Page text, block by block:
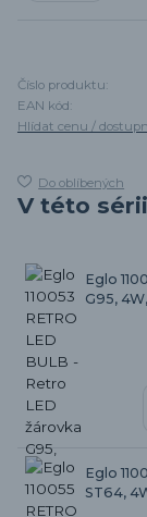
Číslo produktu:
EAN kód:
Hlídat cenu /
Do oblíbených
V této
Eglo
G95,
Eglo
ST64,